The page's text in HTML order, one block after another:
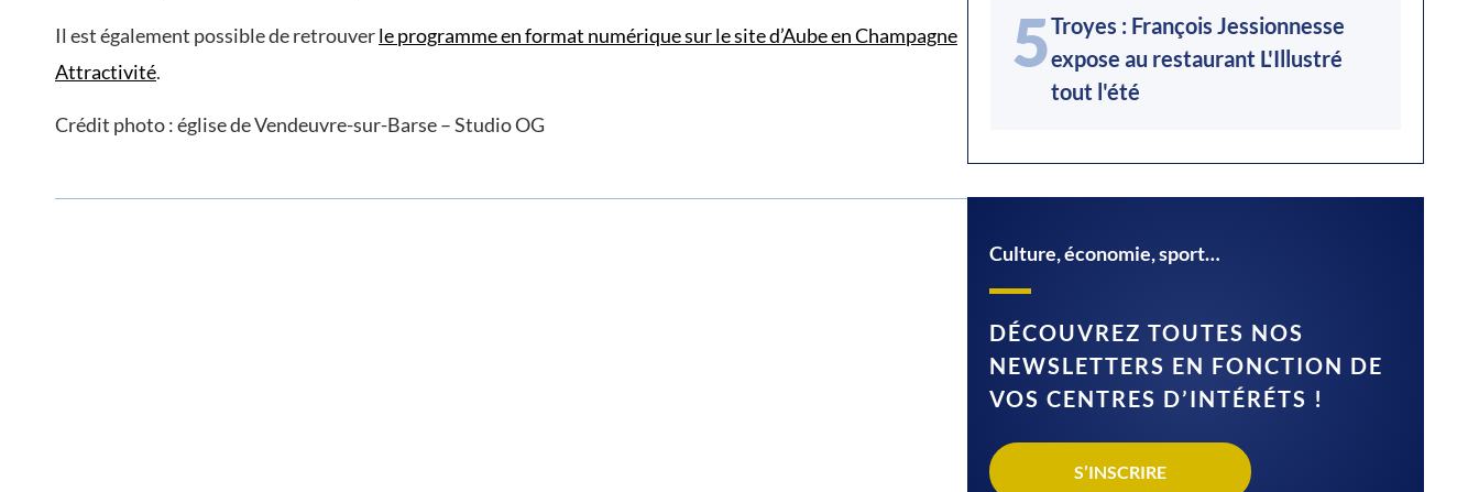
Il est également possible de retrouverle programme en format numérique sur le site d’Aube en Champagne
Attractivité.
Crédit photo : église de Vendeuvre-sur-Barse – Studio OG
5Troyes : François Jessionnesse
expose au restaurant L'Illustré
tout l'été
Culture, économie, sport…
DÉCOUVREZ TOUTES NOS
NEWSLETTERS EN FONCTION DE
VOS CENTRES D’INTÉRÉTS !
S’INSCRIRE